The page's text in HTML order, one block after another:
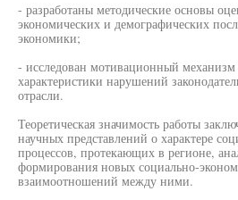
- разработаны методические основы
экономических и демографических
экономики;
- исследован мотивационный
характеристики нарушений
отрасли.
Теоретическая значимость работы
научных представлений о характере
процессов, протекающих в регионе,
формирования новых социально-
взаимоотношений между ними.